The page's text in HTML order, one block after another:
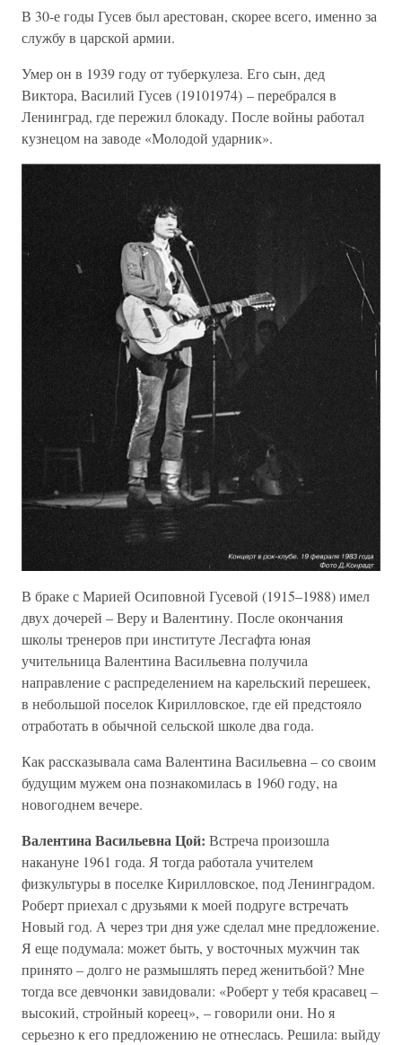
В 30-е годы Гусев был арестован, скорее всего, именно за
службу в царской армии.
Умер он в 1939 году от туберкулеза. Его сын, дед
Виктора, Василий Гусев (19101974) – перебрался в
Ленинград, где пережил блокаду. После войны работал
кузнецом на заводе «Молодой ударник».
В браке с Марией Осиповной Гусевой (1915–1988) имел
двух дочерей – Веру и Валентину. После окончания
школы тренеров при институте Лесгафта юная
учительница Валентина Васильевна получила
направление с распределением на карельский перешеек,
в небольшой поселок Кирилловское, где ей предстояло
отработать в обычной сельской школе два года.
Как рассказывала сама Валентина Васильевна – со своим
будущим мужем она познакомилась в 1960 году, на
новогоднем вечере.
Валентина Васильевна Цой: Встреча произошла
накануне 1961 года. Я тогда работала учителем
физкультуры в поселке Кирилловское, под Ленинградом.
Роберт приехал с друзьями к моей подруге встречать
Новый год. А через три дня уже сделал мне предложение.
Я еще подумала: может быть, у восточных мужчин так
принято – долго не размышлять перед женитьбой? Мне
тогда все девчонки завидовали: «Роберт у тебя красавец –
высокий, стройный кореец», – говорили они. Но я
серьезно к его предложению не отнеслась. Решила: выйду